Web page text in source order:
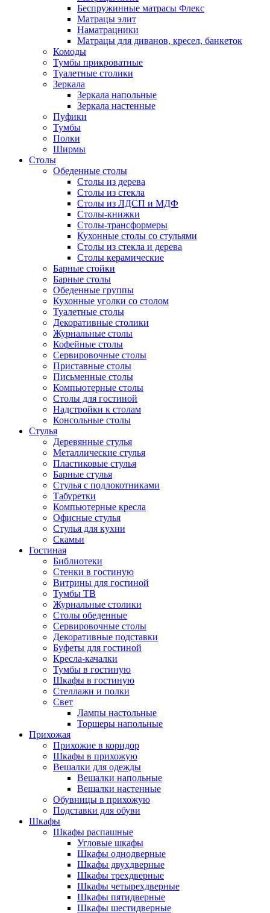
Беспружинные матрасы Флекс
Матрацы элит
Наматрацники
Матрацы для диванов, кресел, банкеток
Комоды
Тумбы прикроватные
Туалетные столики
Зеркала
Зеркала напольные
Зеркала настенные
Пуфики
Тумбы
Полки
Ширмы
Столы
Обеденные столы
Столы из дерева
Столы из стекла
Столы из ЛДСП и МДФ
Столы-книжки
Столы-трансформеры
Кухонные столы со стульями
Столы из стекла и дерева
Столы керамические
Барные стойки
Барные столы
Обеденные группы
Кухонные уголки со столом
Туалетные столы
Декоративные столики
Журнальные столы
Кофейные столы
Сервировочные столы
Приставные столы
Письменные столы
Компьютерные столы
Столы для гостиной
Надстройки к столам
Консольные столы
Стулья
Деревянные стулья
Металлические стулья
Пластиковые стулья
Барные стулья
Стулья с подлокотниками
Табуретки
Компьютерные кресла
Офисные стулья
Стулья для кухни
Скамьи
Гостиная
Библиотеки
Стенки в гостиную
Витрины для гостиной
Тумбы ТВ
Журнальные столики
Столы обеденные
Сервировочные столы
Декоративные подставки
Буфеты для гостиной
Кресла-качалки
Тумбы в гостиную
Шкафы в гостиную
Стеллажи и полки
Свет
Лампы настольные
Торшеры напольные
Прихожая
Прихожие в коридор
Шкафы в прихожую
Вешалки для одежды
Вешалки напольные
Вешалки настенные
Обувницы в прихожую
Подставки для обуви
Шкафы
Шкафы распашные
Угловые шкафы
Шкафы однодверные
Шкафы двухдверные
Шкафы трехдверные
Шкафы четырехдверные
Шкафы пятидверные
Шкафы шестидверные